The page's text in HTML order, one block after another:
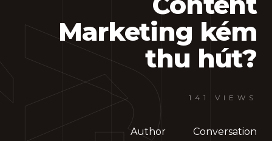
Marketing kém
thu hút?
141 VIEWS
Author
Conversation